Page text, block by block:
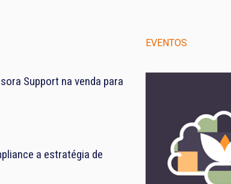
Support na venda para
a estratégia de
EVENTOS